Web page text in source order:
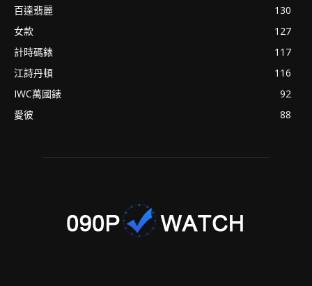
百達翡麗
130
女款
127
計時碼錶
117
江詩丹頓
116
IWC萬國錶
92
愛彼
88